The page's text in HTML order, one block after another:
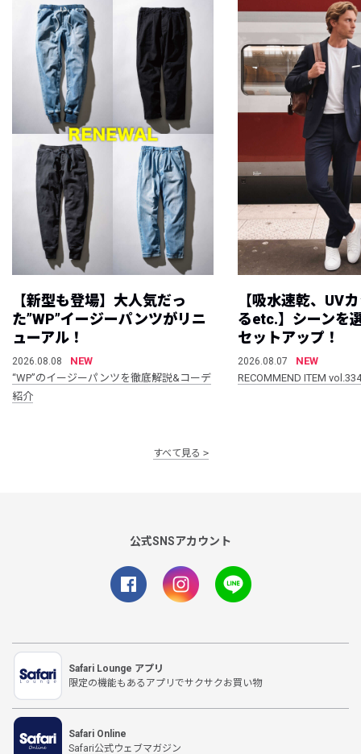
【新型も登場】大人気だっ
た”WP”イージーパンツがリニ
ューアル！
2026.08.08
NEW
“WP”のイージーパンツを徹底解説&コーデ
紹介
【吸水速乾、UV
るetc.】シーンを
セットアップ！
2026.08.07
NEW
RECOMMEND ITEM vol.334
すべて見る
公式SNSアカウント
Safari Lounge アプリ
限定の機能もあるアプリでサクサクお買い物
Safari Online
Safari公式ウェブマガジン